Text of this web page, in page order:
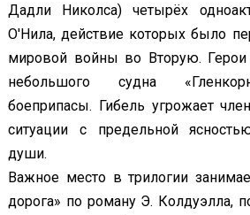
Дадли Николса) четырёх
О'Нила, действие которых было
мировой войны во Вторую.
небольшого судна
боеприпасы. Гибель угрожает
ситуации с предельной
души.
Важное место в трилогии
дорога» по роману Э. Колдуэлла,